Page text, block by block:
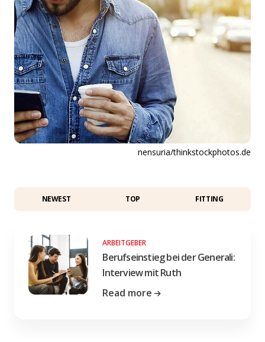
nensuria/thinkstockphotos.de
NEWEST TOP FITTING
ARBEITGEBER
Berufseinstieg bei der Generali:
Interview mit Ruth
Read more